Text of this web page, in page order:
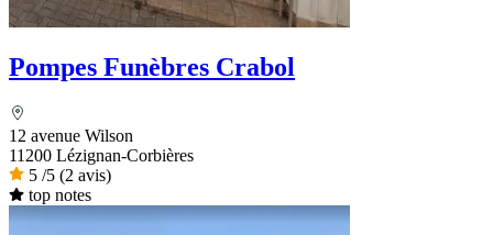
Pompes Funèbres Crabol
12 avenue Wilson
11200 Lézignan-Corbières
5 /5 (2 avis)
top notes